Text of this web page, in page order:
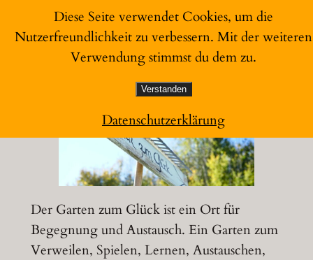
Inhalt
Garten zum Glück
Der Garten zum Glück ist ein Ort für
Begegnung und Austausch. Ein Garten zum
Verweilen, Spielen, Lernen, Austauschen,
Diese Seite verwendet Cookies, um die
Nutzerfreundlichkeit zu verbessern. Mit der weiteren
Verwendung stimmst du dem zu.
Verstanden
Datenschutzerklärung